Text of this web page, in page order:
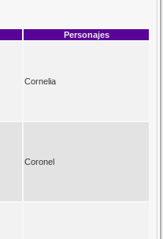
Personajes
Cornelia
Coronel